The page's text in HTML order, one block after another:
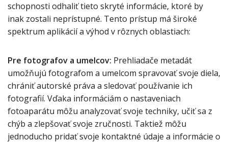
schopnosti odhaliť tieto skryté informácie, ktoré by
inak zostali neprístupné. Tento prístup má široké
spektrum aplikácií a výhod v rôznych oblastiach:
Pre fotografov a umelcov: Prehliadače metadát
umožňujú fotografom a umelcom spravovať svoje diela,
chrániť autorské práva a sledovať používanie ich
fotografií. Vďaka informáciám o nastaveniach
fotoaparátu môžu analyzovať svoje techniky, učiť sa z
chýb a zlepšovať svoje zručnosti. Taktiež môžu
jednoducho pridať svoje kontaktné údaje a informácie o